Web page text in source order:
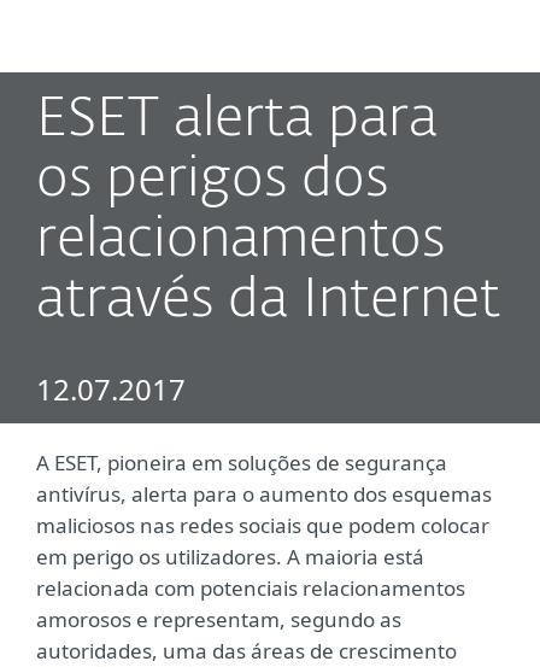
ESET alerta para
os perigos dos
relacionamentos
através da Internet
12.07.2017
A ESET, pioneira em soluções de segurança
antivírus, alerta para o aumento dos esquemas
maliciosos nas redes sociais que podem colocar
em perigo os utilizadores. A maioria está
relacionada com potenciais relacionamentos
amorosos e representam, segundo as
autoridades, uma das áreas de crescimento